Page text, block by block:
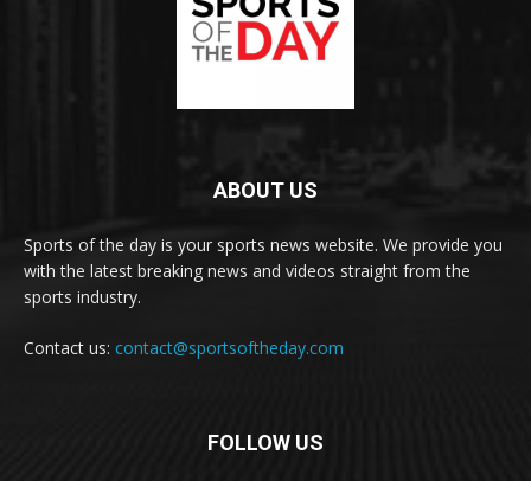
ABOUT US
Sports of the day is your sports news website. We provide you
with the latest breaking news and videos straight from the
sports industry.
Contact us: contact@sportsoftheday.com
FOLLOW US